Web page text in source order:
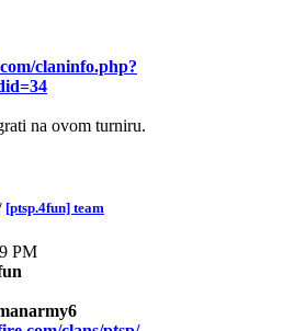
claninfo.php?
na ovom turniru.
[ptsp.4fun] team
PM